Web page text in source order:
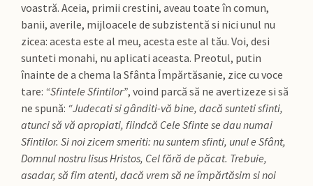
voastră. Aceia, primii crestini, aveau toate în comun,
banii, averile, mijloacele de subzistentă si nici unul nu
zicea: acesta este al meu, acesta este al tău. Voi, desi
sunteti monahi, nu aplicati aceasta. Preotul, putin
înainte de a chema la Sfânta Împărtăsanie, zice cu voce
tare: “Sfintele Sfintilor”, voind parcă să ne avertizeze si să
ne spună: “Judecati si gânditi-vă bine, dacă sunteti sfinti,
atunci să vă apropiati, fiindcă Cele Sfinte se dau numai
Sfintilor. Si noi zicem smeriti: nu suntem sfinti, unul e Sfânt,
Domnul nostru Iisus Hristos, Cel fără de păcat. Trebuie,
asadar, să fim atenti, dacă vrem să ne împărtăsim si noi